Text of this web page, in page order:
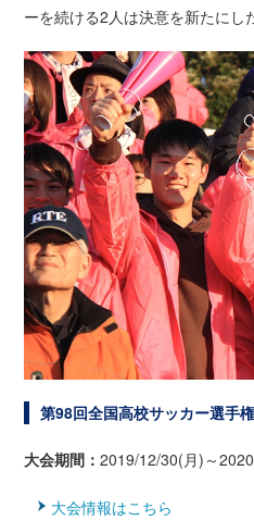
ーを続ける2人は決意を新たにし
第98回全国高校サッカー選手
大会期間：2019/12/30(月)～
大会情報はこちら